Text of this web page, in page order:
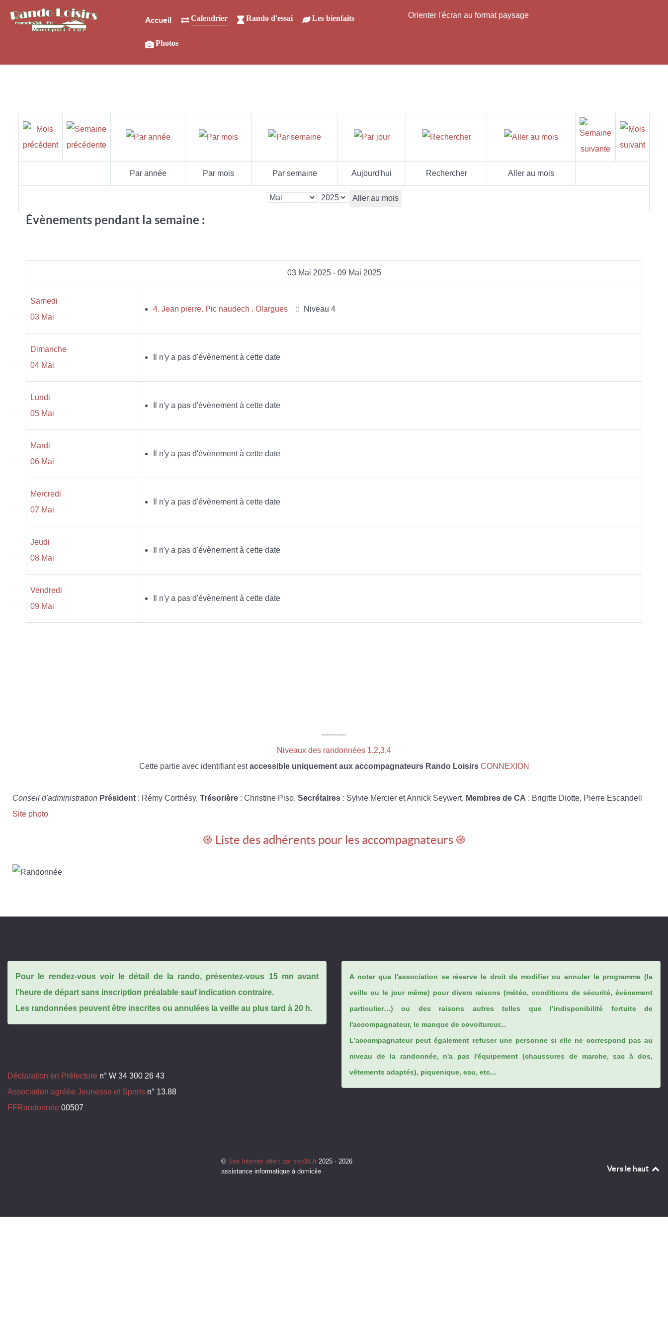
Accueil Calendrier Rando d'essai Les bienfaits
Photos
Orienter l'écran au format paysage
Par année Par mois Par semaine Aujourd'hui Rechercher Aller au mois
Aller au mois
Évènements pendant la semaine :
03 Mai 2025 - 09 Mai 2025
Samedi
03 Mai
4. Jean pierre. Pic naudech . Olargues :: Niveau 4
Dimanche
04 Mai
Il n'y a pas d'évènement à cette date
Lundi
05 Mai
Il n'y a pas d'évènement à cette date
Mardi
06 Mai
Il n'y a pas d'évènement à cette date
Mercredi
07 Mai
Il n'y a pas d'évènement à cette date
Jeudi
08 Mai
Il n'y a pas d'évènement à cette date
Vendredi
09 Mai
Il n'y a pas d'évènement à cette date
----------
Niveaux des randonnées 1,2,3,4
Cette partie avec identifiant estaccessible uniquement aux accompagnateurs Rando Loisirs CONNEXION
Conseil d'administration Président : Rémy Corthésy, Trésorière : Christine Piso, Secrétaires : Sylvie Mercier et Annick Seywert, Membres de CA : Brigitte Diotte, Pierre Escandell
Site photo
֎ Liste des adhérents pour les accompagnateurs ֎
Pour le rendez-vous voir le détail de la rando, présentez-vous 15 mn avant
l'heure de départ sans inscription préalable sauf indication contraire.
Les randonnées peuvent être inscrites ou annulées la veille au plus tard à 20 h.
Déclaration en Préfecture n° W 34 300 26 43
Association agréée Jeunesse et Sports n° 13.88
FFRandonnée 00507
A noter que l'association se réserve le droit de modifier ou annuler le programme (la
veille ou le jour même) pour divers raisons (météo, conditions de sécurité, évènement
particulier…) ou des raisons autres telles que l’indisponibilité fortuite de
l'accompagnateur, le manque de covoitureur...
L’accompagnateur peut également refuser une personne si elle ne correspond pas au
niveau de la randonnée, n'a pas l'équipement (chaussures de marche, sac à dos,
vêtements adaptés), piquenique, eau, etc...
© Site Internet offert par svp34.fr 2025 - 2026
assistance informatique à domicile
Vers le haut